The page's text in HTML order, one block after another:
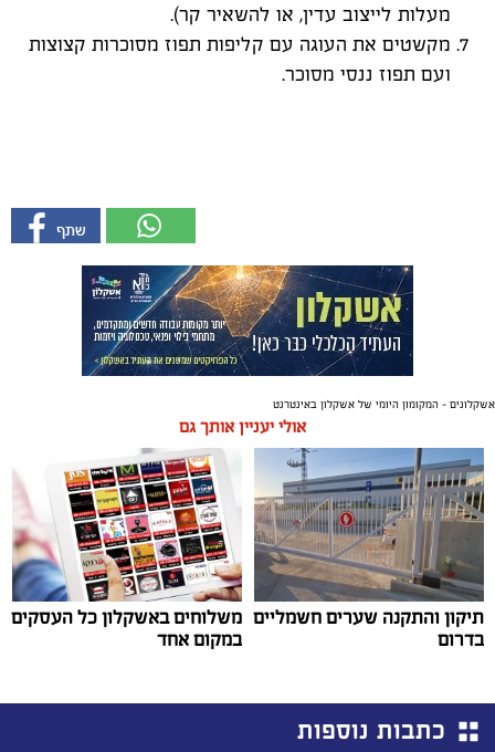
מעלות לייצוב עדין, או להשאיר קר).
מקשטים את העוגה עם קליפות תפוז מסוכרות קצוצות
ועם תפוז ננסי מסוכר.
אשקלונים - המקומון היומי של אשקלון באינטרנט
אולי יעניין אותך גם
תיקון והתקנה שערים חשמליים
בדרום
משלוחים באשקלון כל העסקים
במקום אחד
כתבות נוספות